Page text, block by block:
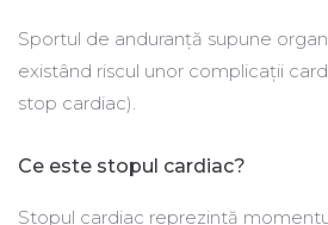
Sportul de anduranță supune
existând riscul unor complicații
stop cardiac).
Ce este stopul cardiac?
Stopul cardiac reprezintă